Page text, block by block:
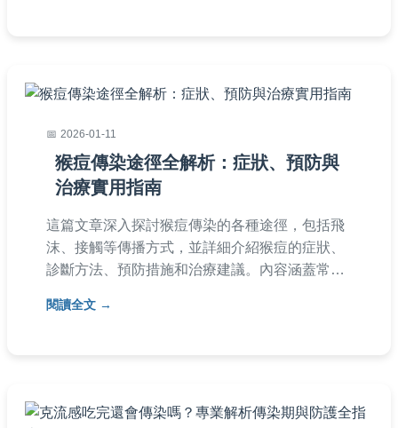
2026-01-11
猴痘傳染途徑全解析：症狀、預防與
治療實用指南
這篇文章深入探討猴痘傳染的各種途徑，包括飛
沫、接觸等傳播方式，並詳細介紹猴痘的症狀、
診斷方法、預防措施和治療建議。內容涵蓋常見
自己免受猴痘感染，適合一般民眾閱讀。
閱讀全文